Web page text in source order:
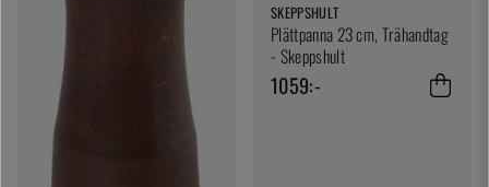
SKEPPSHULT
Plättpanna 23 cm, Trähandtag
- Skeppshult
1059:-